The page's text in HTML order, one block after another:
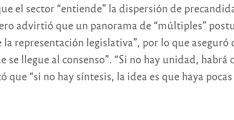
el sector “entiende” la dispersión de
advirtió que un panorama de “múltiples”
representación legislativa”, por lo que aseguró
se llegue al consenso”. “Si no hay unidad, habrá
“si no hay síntesis, la idea es que haya